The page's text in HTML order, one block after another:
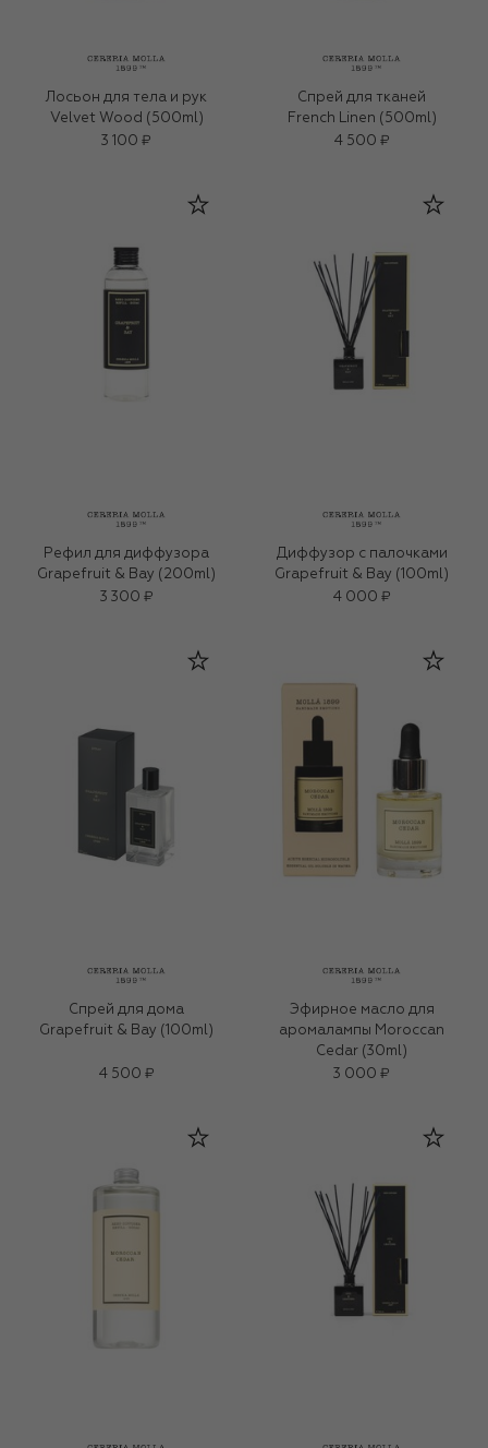
Лосьон для тела и рук
Velvet Wood (500ml)
3 100 ₽
Спрей для тканей
French Linen (500ml)
4 500 ₽
Рефил для диффузора
Grapefruit & Bay (200ml)
3 300 ₽
Диффузор с палочками
Grapefruit & Bay (100ml)
4 000 ₽
Спрей для дома
Grapefruit & Bay (100ml)
4 500 ₽
Эфирное масло для
аромалампы Moroccan
Cedar (30ml)
3 000 ₽